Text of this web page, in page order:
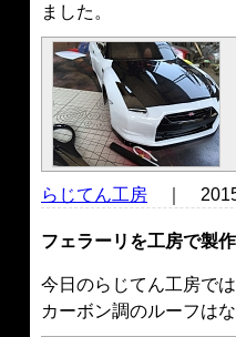
ました。
らじてん工房 ｜ 2015
フェラーリを工房で製
今日のらじてん工房で
カーボン調のルーフは